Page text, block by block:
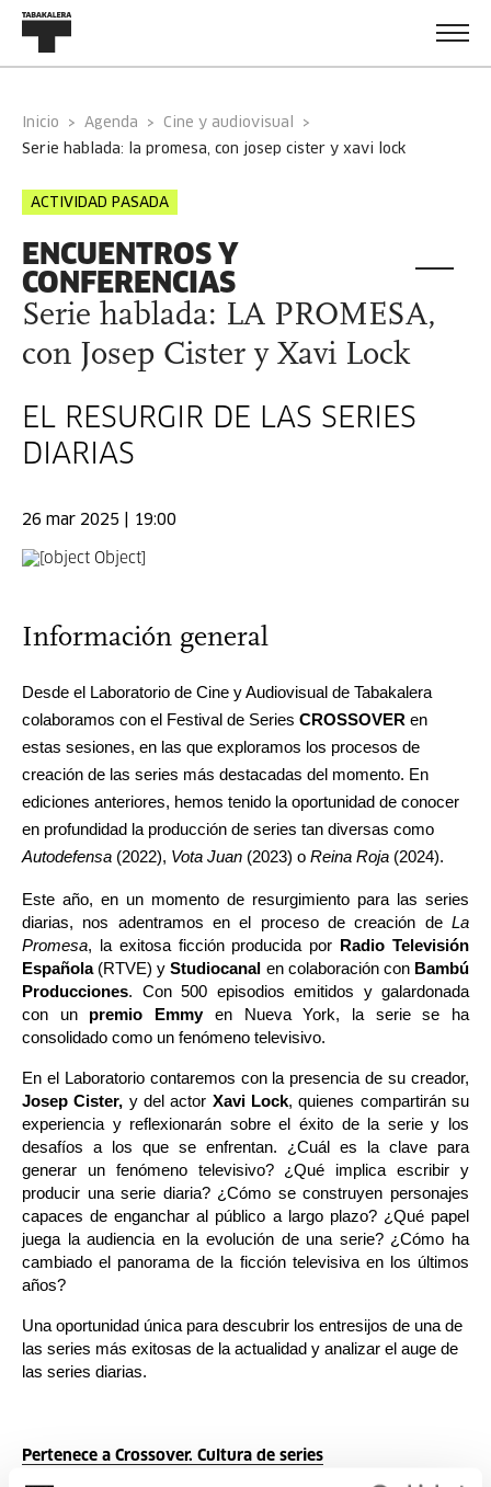
Inicio Agenda
Cine y audiovisual
serie hablada: la promesa, con josep cister y xavi lock
ACTIVIDAD PASADA
ENCUENTROS Y
CONFERENCIAS
Serie hablada: LA PROMESA,
con Josep Cister y Xavi Lock
EL RESURGIR DE LAS SERIES
DIARIAS
26 mar 2025 | 19:00
Información general
Desde el Laboratorio de Cine y Audiovisual de Tabakalera
colaboramos con el Festival de Series CROSSOVER en
estas sesiones, en las que exploramos los procesos de
creación de las series más destacadas del momento. En
ediciones anteriores, hemos tenido la oportunidad de conocer
Autodefensa (2022), Vota Juan (2023) o Reina Roja (2024).
Este año, en un momento de resurgimiento para las series
diarias, nos adentramos en el proceso de creación de La
Promesa, la exitosa ficción producida por
Radio Televisión
Española (RTVE) y Studiocanal en colaboración con Bambú
Producciones. Con 500 episodios emitidos y galardonada
con un premio Emmy en Nueva York, la serie se ha
consolidado como un fenómeno televisivo.
Josep Cister, y del actor Xavi Lock, quienes compartirán su
experiencia y reflexionarán sobre el éxito de la serie y los
desafíos a los que se enfrentan. ¿Cuál es la clave para
generar un fenómeno televisivo? ¿Qué implica escribir y
producir una serie diaria? ¿Cómo se construyen personajes
capaces de enganchar al público a largo plazo? ¿Qué papel
juega la audiencia en la evolución de una serie? ¿Cómo ha
cambiado el panorama de la ficción televisiva en los últimos
años?
Una oportunidad única para descubrir los entresijos de una de
las series más exitosas de la actualidad y analizar el auge de
las series diarias.
Pertenece a Crossover. Cultura de series